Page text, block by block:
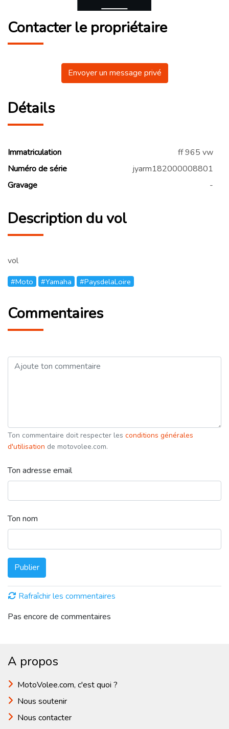
Contacter le propriétaire
Envoyer un message privé
Détails
Immatriculation
ff 965 vw
Numéro de série
jyarm182000008801
Gravage
-
Description du vol
vol
#Moto #Yamaha #PaysdelaLoire
Commentaires
Ton commentaire doit respecter les conditions générales
d'utilisation de motovolee.com.
Ton adresse email
Ton nom
Publier
Rafraîchir les commentaires
Pas encore de commentaires
A propos
MotoVolee.com, c'est quoi ?
Nous soutenir
Nous contacter